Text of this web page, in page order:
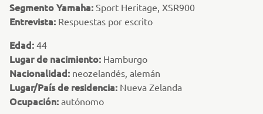
Segmento Yamaha: Sport Heritage, XSR900
Entrevista: Respuestas por escrito
Edad: 44
Lugar de nacimiento: Hamburgo
Nacionalidad: neozelandés, alemán
Lugar/País de residencia: Nueva Zelanda
Ocupación: autónomo